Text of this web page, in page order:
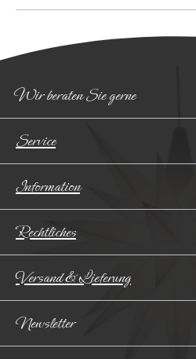
Wir beraten Sie gerne
Service
Information
Rechtliches
Versand & Lieferung
Newsletter